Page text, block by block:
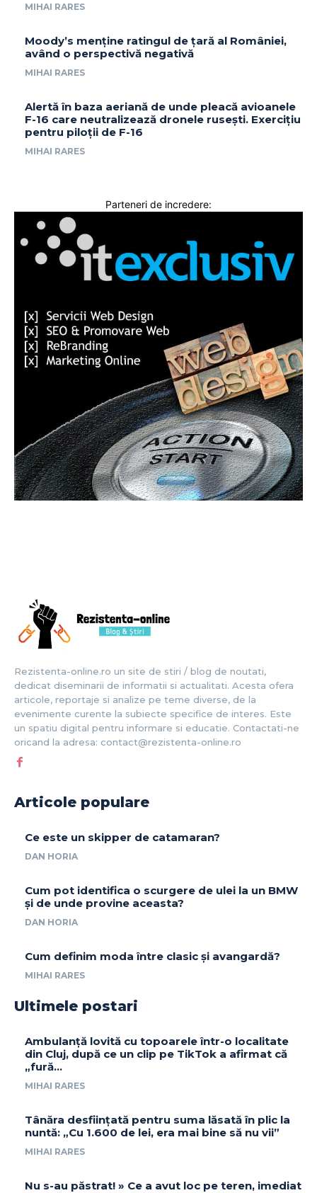
MIHAI RARES
Moody’s menține ratingul de țară al României,
având o perspectivă negativă
MIHAI RARES
Alertă în baza aeriană de unde pleacă avioanele
F-16 care neutralizează dronele rusești. Exercițiu
pentru piloții de F-16
MIHAI RARES
Parteneri de incredere:
Rezistenta-online.ro un site de stiri / blog de noutati,
dedicat diseminarii de informatii si actualitati. Acesta ofera
articole, reportaje si analize pe teme diverse, de la
evenimente curente la subiecte specifice de interes. Este
un spatiu digital pentru informare si educatie. Contactati-ne
oricand la adresa: contact@rezistenta-online.ro
Articole populare
Ce este un skipper de catamaran?
DAN HORIA
Cum pot identifica o scurgere de ulei la un BMW
și de unde provine aceasta?
DAN HORIA
Cum definim moda între clasic și avangardă?
MIHAI RARES
Ultimele postari
Ambulanță lovită cu topoarele într-o localitate
din Cluj, după ce un clip pe TikTok a afirmat că
„fură…
MIHAI RARES
Tânăra desființată pentru suma lăsată în plic la
nuntă: „Cu 1.600 de lei, era mai bine să nu vii”
MIHAI RARES
Nu s-au păstrat! » Ce a avut loc pe teren, imediat